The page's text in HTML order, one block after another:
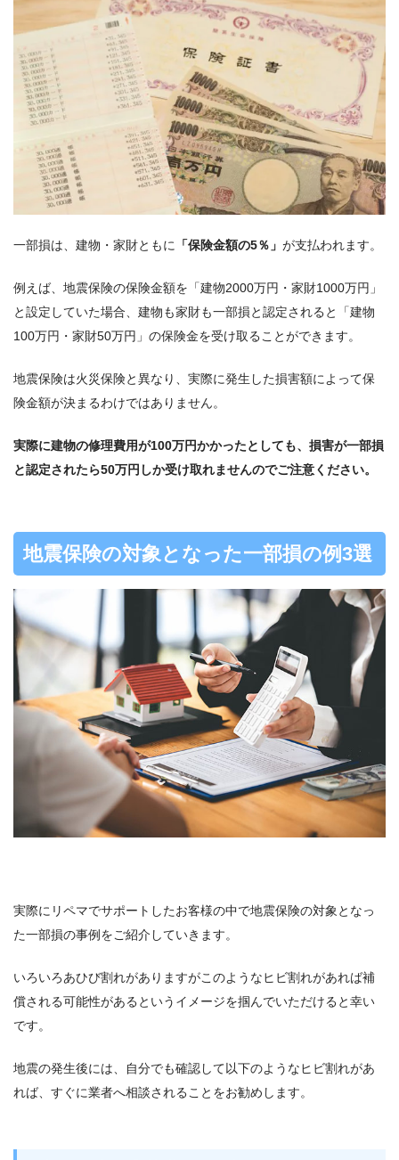
一部損は、建物・家財ともに 「保険金額の5％」 が支払われます。
例えば、地震保険の保険金額を「建物2000万円・家財1000万円」
と設定していた場合、建物も家財も一部損と認定されると「建物
100万円・家財50万円」の保険金を受け取ることができます。
地震保険は火災保険と異なり、実際に発生した損害額によって保
険金額が決まるわけではありません。
実際に建物の修理費用が100万円かかったとしても、損害が一部損
と認定されたら50万円しか受け取れませんのでご注意ください。
地震保険の対象となった一部損の例3選
実際にリペマでサポートしたお客様の中で地震保険の対象となっ
た一部損の事例をご紹介していきます。
いろいろあひび割れがありますがこのようなヒビ割れがあれば補
償される可能性があるというイメージを掴んでいただけると幸い
です。
地震の発生後には、自分でも確認して以下のようなヒビ割れがあ
れば、すぐに業者へ相談されることをお勧めします。